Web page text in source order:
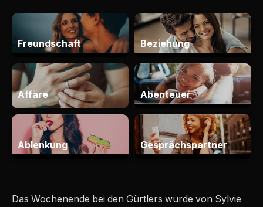
Das Wochenende bei den Gürtlers wurde von Sylvie